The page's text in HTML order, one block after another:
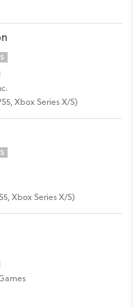
Xbox Series X/S)
Xbox Series X/S)